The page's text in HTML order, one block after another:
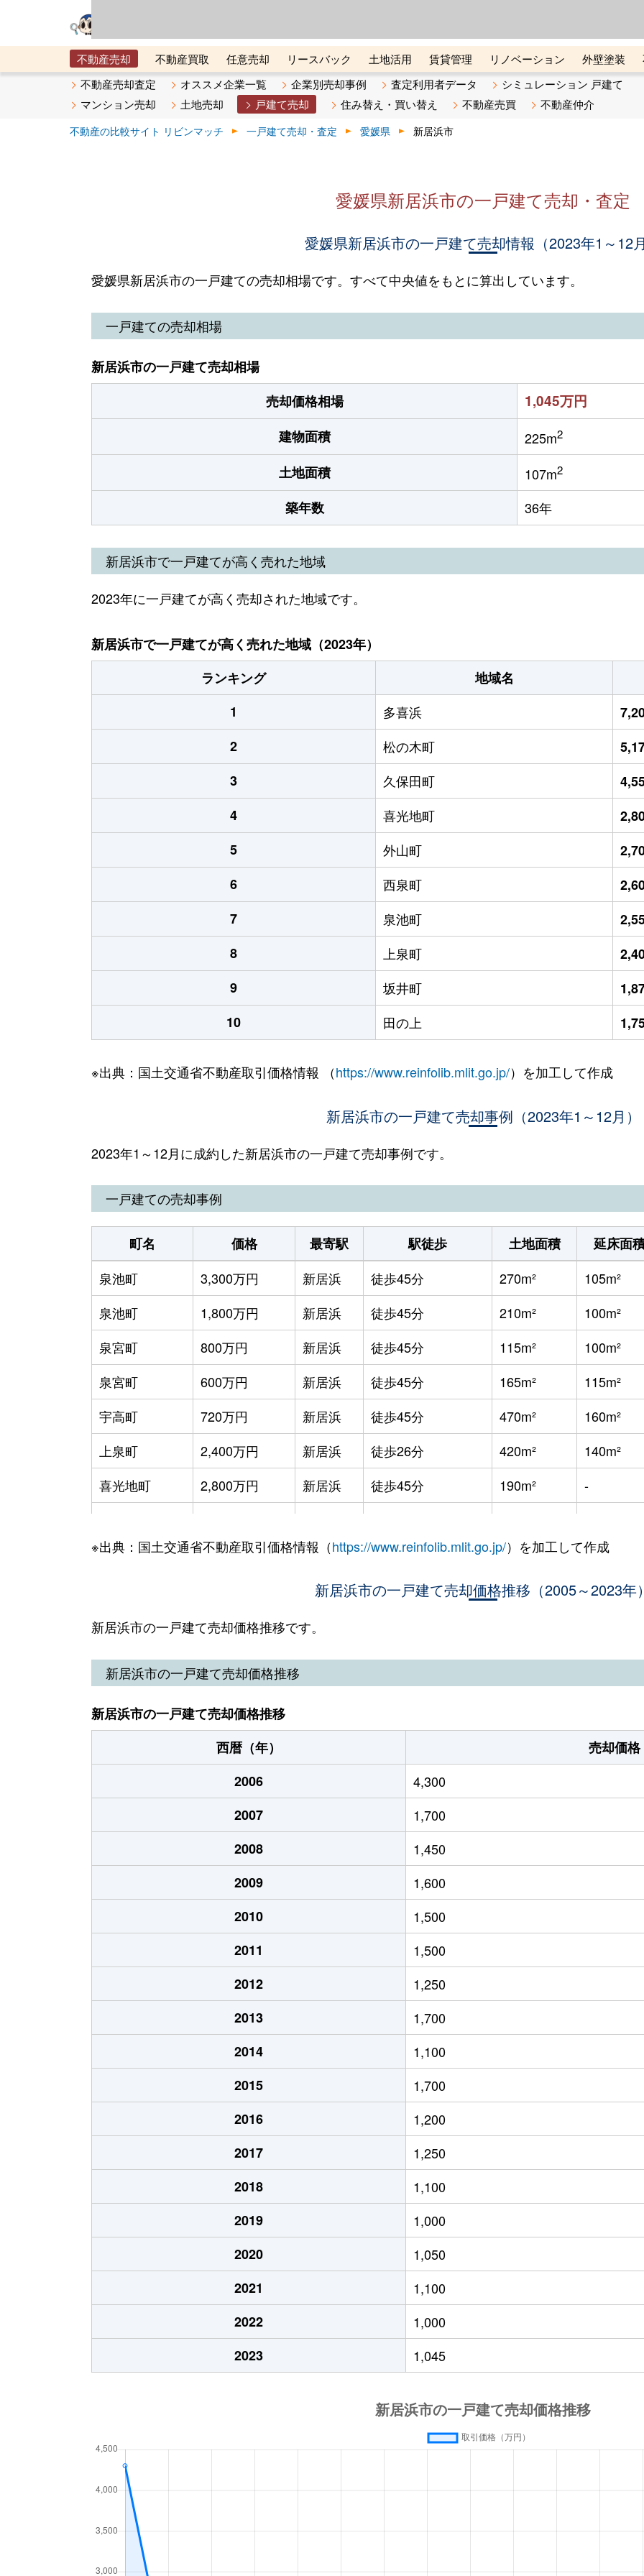
不動産売却 不動産買取 任意売却 リースバック 土地活用 賃貸管理 リノベーション 外壁塗装
メタ住宅展示場
ベスト不動産カンパニー オンライン講座 リビンマガジンBiz 不動産売却ご相談デスク
不動産売却査定 オススメ企業一覧 企業別売却事例 査定利用者データ
シミュレーション 戸建て
マンション売却
土地売却 戸建て売却 住み替え・買い替え 不動産売買 不動産仲介
不動産の比較サイト リビンマッチ 一戸建て売却・査定 愛媛県 新居浜市
愛媛県新居浜市の一戸建て売却・査定
愛媛県新居浜市の一戸建て売却情報（2023年1～12月
愛媛県新居浜市の一戸建ての売却相場です。すべて中央値をもとに算出しています。
一戸建ての売却相場
新居浜市の一戸建て売却相場
売却価格相場
1,045万円
建物面積 225m2
土地面積 107m2
築年数 36年
新居浜市で一戸建てが高く売れた地域
2023年に一戸建てが高く売却された地域です。
新居浜市で一戸建てが高く売れた地域（2023年）
ランキング
地域名
1
多喜浜
2
松の木町
3
久保田町
4
喜光地町
5
外山町
6
西泉町
7
泉池町
8
上泉町
9
坂井町
10
田の上
※出典：国土交通省不動産取引価格情報 （https://www.reinfolib.mlit.go.jp/）を加工して作成
新居浜市の一戸建て売却事例（2023年1～12月）
2023年1～12月に成約した新居浜市の一戸建て売却事例です。
一戸建ての売却事例
町名 価格 最寄駅 駅徒歩 土地面積 延床面
泉池町
3,300万円 新居浜 徒歩45分 270m² 105m²
泉池町
1,800万円 新居浜 徒歩45分 210m² 100m²
泉宮町
800万円 新居浜 徒歩45分 115m² 100m²
泉宮町
600万円 新居浜 徒歩45分 165m² 115m²
宇高町
720万円 新居浜 徒歩45分 470m² 160m²
上泉町
2,400万円 新居浜 徒歩26分 420m² 140m²
喜光地町
2,800万円 新居浜 徒歩45分 190m² -
久保田町
3,000万円 新居浜 徒歩21分 200m² 105m²
新居浜 徒歩18分 230m² 120m²
郷
300万円 新居浜
河内町
360万円 新居浜 徒歩28分 360m² 95m²
坂井町
3,100万円 新居浜 徒歩8分 210m² 110m²
坂井町
650万円 新居浜 徒歩6分 135m² 60m²
桜木町
650万円 新居浜 徒歩45分 360m² 105m²
繁本町
450万円 新居浜 徒歩26分 155m² -
東雲町
2,300万円 新居浜 徒歩45分 380m² 330m²
東雲町
740万円 新居浜 徒歩45分 220m² -
篠場町
390万円 新居浜 徒歩45分 280m² 85m²
清水町
980万円 新居浜 徒歩45分 200m² 145m²
下泉町
400万円 新居浜 徒歩19分 300m² 85m²
庄内町
900万円 新居浜 徒歩20分 240m² 130m²
庄内町
1,100万円 新居浜 徒歩19分 280m² 100m²
庄内町
1,300万円 新居浜 徒歩7分 330m² 85m²
庄内町
2,600万円 新居浜 徒歩15分 180m² -
庄内町
3,400万円 新居浜 徒歩19分 180m² 105m²
新須賀町
300万円 新居浜 徒歩45分 105m² 115m²
新田町
1,400万円 新居浜 徒歩45分 310m² 490m²
角野新田町
550万円 新居浜 徒歩45分 920m² 135m²
2,000万円
1,400万円 徒歩45分
徒歩25分 2000m² 810m²
田の上
1,100万円 多喜浜 徒歩11分 310m² 75m²
田の上
※出典：国土交通省不動産取引価格情報（https://www.reinfolib.mlit.go.jp/）を加工して作成
新居浜市の一戸建て売却価格推移（2005～2023年）
新居浜市の一戸建て売却価格推移です。
新居浜市の一戸建て売却価格推移
新居浜市の一戸建て売却価格推移
西暦（年）
売却価格
2006
4,300
2007
1,700
2008
1,450
2009
1,600
2010
1,500
2011
1,500
2012
1,250
2013
1,700
2014
1,100
2015
1,700
2016
1,200
2017
1,250
2018
1,100
2019
1,000
2020
1,050
2021
1,100
2022
1,000
2023
1,045